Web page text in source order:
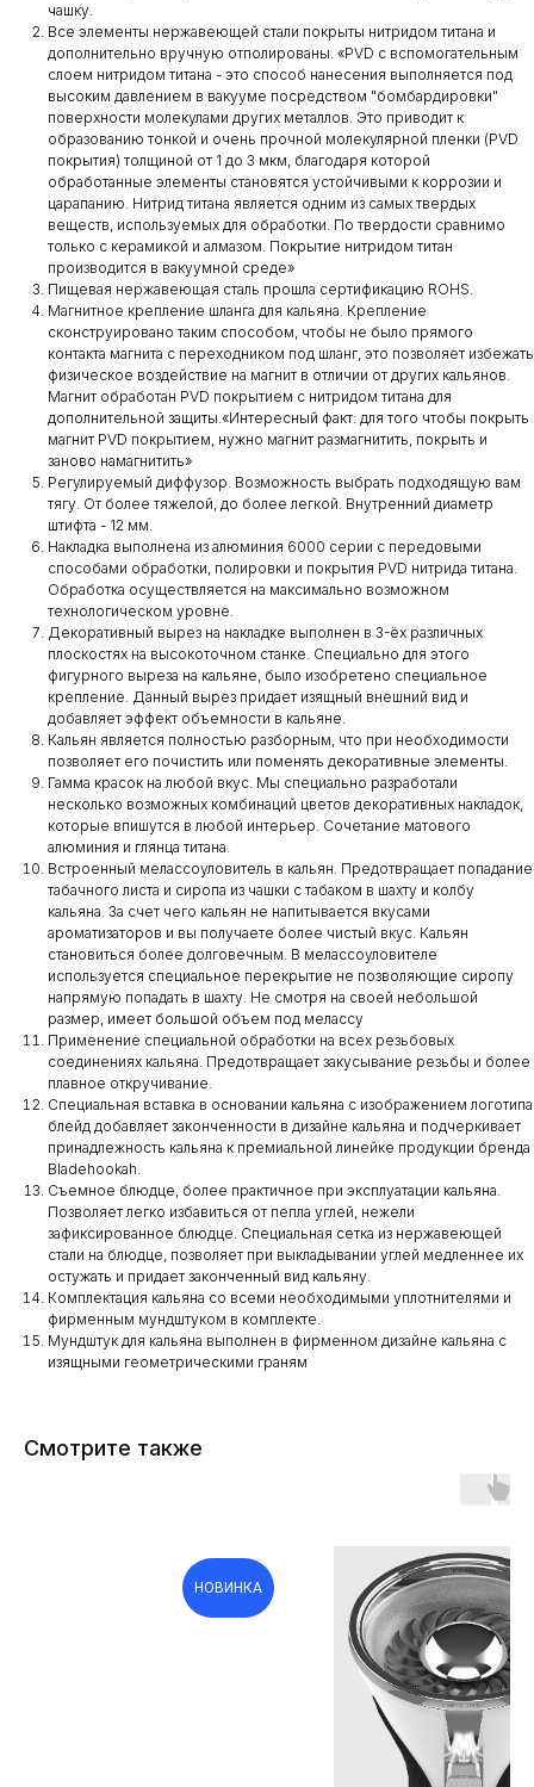
чашку.
Все элементы нержавеющей стали покрыты нитридом титана и
дополнительно вручную отполированы. «PVD с вспомогательным
слоем нитридом титана - это способ нанесения выполняется под
высоким давлением в вакууме посредством "бомбардировки"
поверхности молекулами других металлов. Это приводит к
образованию тонкой и очень прочной молекулярной пленки (PVD
покрытия) толщиной от 1 до 3 мкм, благодаря которой
обработанные элементы становятся устойчивыми к коррозии и
царапанию. Нитрид титана является одним из самых твердых
веществ, используемых для обработки. По твердости сравнимо
только с керамикой и алмазом. Покрытие нитридом титан
производится в вакуумной среде»
Пищевая нержавеющая сталь прошла сертификацию ROHS.
Магнитное крепление шланга для кальяна. Крепление
сконструировано таким способом, чтобы не было прямого
контакта магнита с переходником под шланг, это позволяет избежать
физическое воздействие на магнит в отличии от других кальянов.
Магнит обработан PVD покрытием с нитридом титана для
дополнительной защиты.​«Интересный факт: для того чтобы покрыть
магнит PVD покрытием, нужно магнит размагнитить, покрыть и
заново намагнитить»
Регулируемый диффузор. Возможность выбрать подходящую вам
тягу. От более тяжелой, до более легкой. Внутренний диаметр
штифта - 12 мм.
Накладка выполнена из алюминия 6000 серии с передовыми
способами обработки, полировки и покрытия PVD нитрида титана.
Обработка осуществляется на максимально возможном
технологическом уровне.
Декоративный вырез на накладке выполнен в 3-ёх различных
плоскостях на высокоточном станке. Специально для этого
фигурного выреза на кальяне, было изобретено специальное
крепление. Данный вырез придает изящный внешний вид и
добавляет эффект объемности в кальяне.
Кальян является полностью разборным, что при необходимости
позволяет его почистить или поменять декоративные элементы.
Гамма красок на любой вкус. Мы специально разработали
несколько возможных комбинаций цветов декоративных накладок,
которые впишутся в любой интерьер. Сочетание матового
алюминия и глянца титана.
Встроенный мелассоуловитель в кальян. Предотвращает попадание
табачного листа и сиропа из чашки с табаком в шахту и колбу
кальяна. За счет чего кальян не напитывается вкусами
ароматизаторов и вы получаете более чистый вкус. Кальян
становиться более долговечным. В мелассоуловителе
используется специальное перекрытие не позволяющие сиропу
напрямую попадать в шахту. Не смотря на своей небольшой
размер, имеет большой объем под мелассу
Применение специальной обработки на всех резьбовых
соединениях кальяна. Предотвращает закусывание резьбы и более
плавное откручивание.
Специальная вставка в основании кальяна с изображением логотипа
блейд добавляет законченности в дизайне кальяна и подчеркивает
принадлежность кальяна к премиальной линейке продукции бренда
Bladehookah.
Съемное блюдце, более практичное при эксплуатации кальяна.
Позволяет легко избавиться от пепла углей, нежели
зафиксированное блюдце. Специальная сетка из нержавеющей
стали на блюдце, позволяет при выкладывании углей медленнее их
остужать и придает законченный вид кальяну.
Комплектация кальяна со всеми необходимыми уплотнителями и
фирменным мундштуком в комплекте.
Мундштук для кальяна выполнен в фирменном дизайне кальяна с
изящными геометрическими граням
Смотрите также
НОВИНКА